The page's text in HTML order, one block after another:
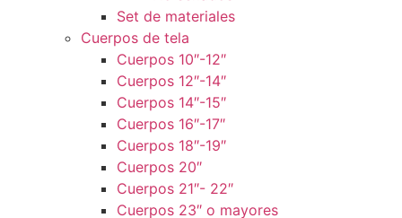
Set de materiales
Cuerpos de tela
Cuerpos 10″-12″
Cuerpos 12″-14″
Cuerpos 14″-15″
Cuerpos 16″-17″
Cuerpos 18″-19″
Cuerpos 20″
Cuerpos 21″- 22″
Cuerpos 23″ o mayores